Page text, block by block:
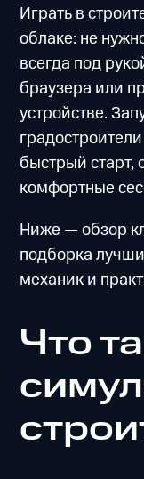
Играть в
облаке: не
всегда под
браузера или
устройстве.
быстрый старт,
комфортные
Ниже — обзор
подборка
механик и
Что